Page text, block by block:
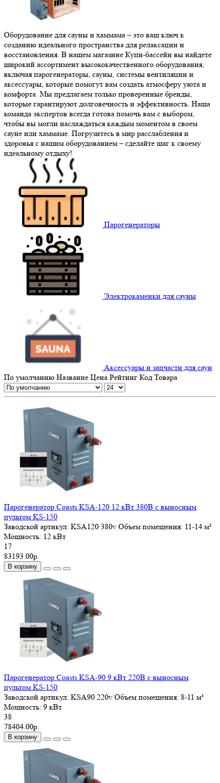
Оборудование для сауны и хаммама – это ваш ключ к
созданию идеального пространства для релаксации и
восстановления. В нашем магазине Купи-бассейн вы найдете
широкий ассортимент высококачественного оборудования,
включая парогенераторы, сауны, системы вентиляции и
аксессуары, которые помогут вам создать атмосферу уюта и
комфорта. Мы предлагаем только проверенные бренды,
которые гарантируют долговечность и эффективность. Наша
команда экспертов всегда готова помочь вам с выбором,
чтобы вы могли наслаждаться каждым моментом в своем
сауне или хаммаме. Погрузитесь в мир расслабления и
здоровья с нашим оборудованием – сделайте шаг к своему
идеальному отдыху!
Парогенераторы
Электрокаменки для сауны
Аксессуары и запчасти для саун
По умолчанию Название Цена Рейтинг Код Товара
Парогенератор Coasts KSA-120 12 кВт 380В с выносным
пультом KS-150
Заводской артикул: KSА120 380v Объем помещения: 11-14 м³
Мощность: 12 кВт
17
83193.00р.
В корзину
Парогенератор Coasts KSA-90 9 кВт 220В с выносным
пультом KS-150
Заводской артикул: KSА90 220v Объем помещения: 8-11 м³
Мощность: 9 кВт
38
78404.00р.
В корзину